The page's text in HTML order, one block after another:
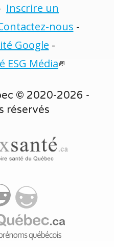
Inscrire un
nous -
Google -
ESG Média
© 2020-2026 -
réservés